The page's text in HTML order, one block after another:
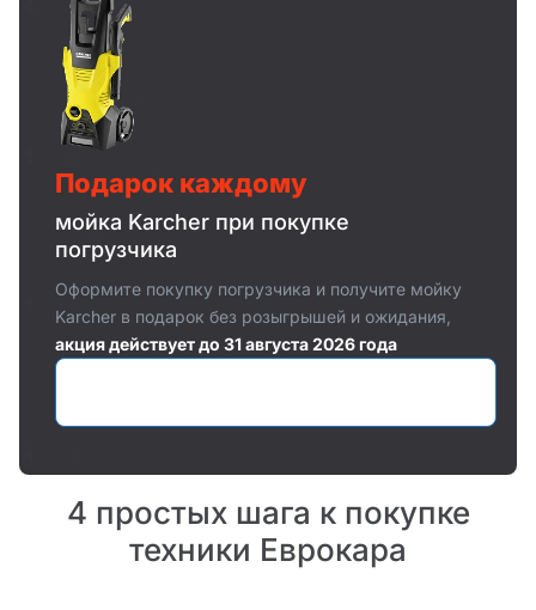
Подарок каждому
мойка Karcher при покупке
погрузчика
Оформите покупку погрузчика и получите мойку
Karcher в подарок без розыгрышей и ожидания,
акция действует до 31 августа 2026 года
4 простых шага к покупке
техники Еврокара